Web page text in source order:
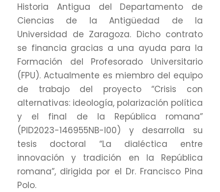
Historia Antigua del Departamento de
Ciencias de la Antigüedad de la
Universidad de Zaragoza. Dicho contrato
se financia gracias a una ayuda para la
Formación del Profesorado Universitario
(FPU). Actualmente es miembro del equipo
de trabajo del proyecto “Crisis con
alternativas: ideología, polarización política
y el final de la República romana”
(PID2023-146955NB-I00) y desarrolla su
tesis doctoral “La dialéctica entre
innovación y tradición en la República
romana”, dirigida por el Dr. Francisco Pina
Polo.